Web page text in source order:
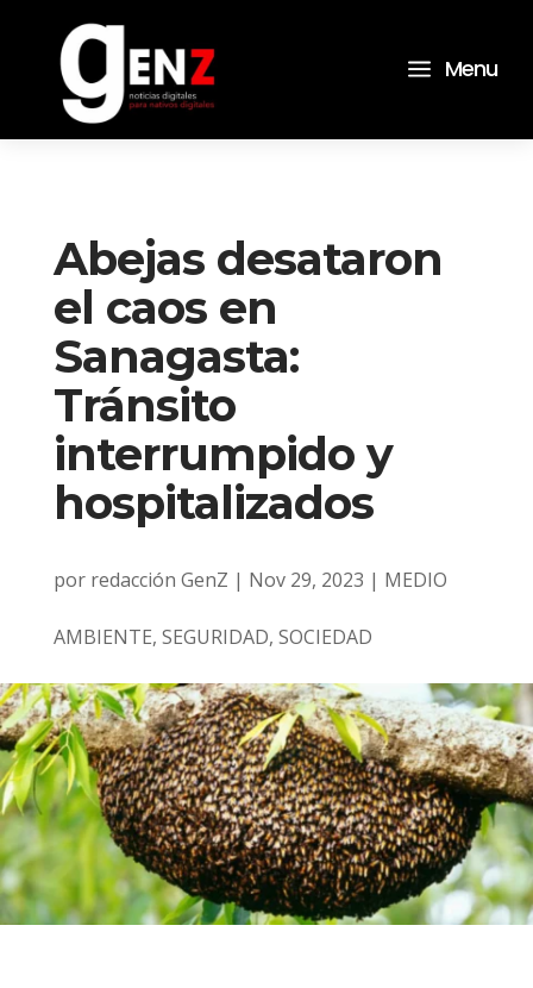
a Menu
Abejas desataron
el caos en
Sanagasta:
Tránsito
interrumpido y
hospitalizados
por redacción GenZ | Nov 29, 2023 | MEDIO
AMBIENTE, SEGURIDAD, SOCIEDAD